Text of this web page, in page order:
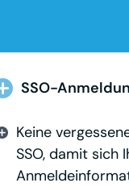
SSO-
Keine
SSO, damit